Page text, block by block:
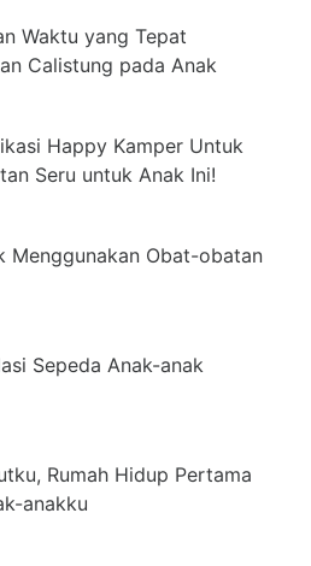
Waktu yang Tepat
Calistung pada Anak
Happy Kamper Untuk
Seru untuk Anak Ini!
Menggunakan Obat-obatan
Sepeda Anak-anak
Rumah Hidup Pertama
anakku